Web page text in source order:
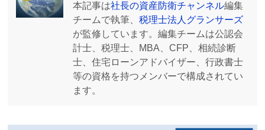
本記事は社長の資産防衛チャンネル編集
チームで執筆、 税理士法人グランサーズ
が監修しています。編集チームは公認会
計士、税理士、MBA、CFP、相続診断
士、住宅ローンアドバイザー、行政書士
等の資格を持つメンバーで構成されてい
ます。